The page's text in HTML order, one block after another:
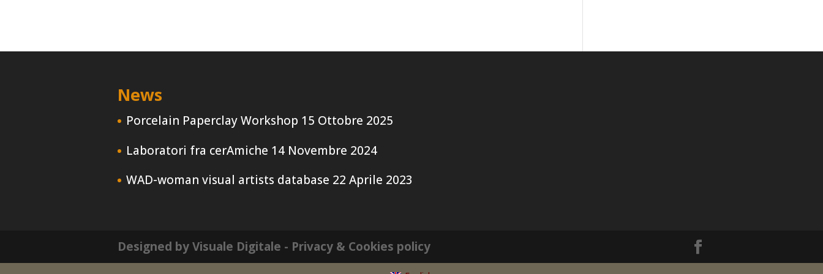
News
Porcelain Paperclay Workshop 15 Ottobre 2025
Laboratori fra cerAmiche 14 Novembre 2024
WAD-woman visual artists database 22 Aprile 2023
Designed by Visuale Digitale - Privacy & Cookies policy